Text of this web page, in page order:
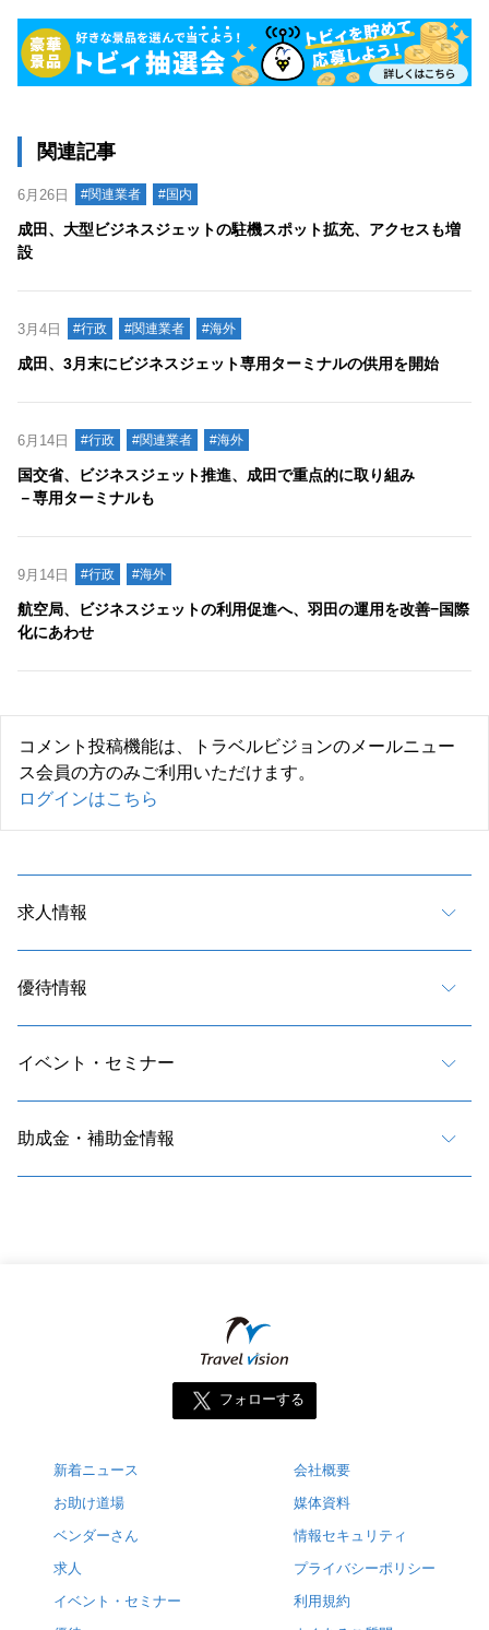
関連記事
6月26日 #関連業者 #国内
成田、大型ビジネスジェットの駐機スポット拡充、アクセスも増
設
3月4日 #行政 #関連業者 #海外
成田、3月末にビジネスジェット専用ターミナルの供用を開始
6月14日 #行政 #関連業者 #海外
国交省、ビジネスジェット推進、成田で重点的に取り組み
－専用ターミナルも
9月14日 #行政 #海外
航空局、ビジネスジェットの利用促進へ、羽田の運用を改善−国際
化にあわせ
コメント投稿機能は、トラベルビジョンのメールニュー
ス会員の方のみご利用いただけます。
ログインはこちら
求人情報
優待情報
イベント・セミナー
助成金・補助金情報
フォローする
新着ニュース
お助け道場
ベンダーさん
求人
イベント・セミナー
会社概要
媒体資料
情報セキュリティ
プライバシーポリシー
利用規約